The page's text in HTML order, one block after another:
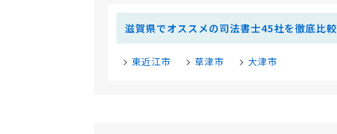
滋賀県でオススメの司法書士45社を徹底比較
東近江市 草津市 大津市